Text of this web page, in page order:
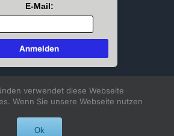
E-Mail:
verwendet diese Webseite
Wenn Sie unsere Webseite nutzen
Ok